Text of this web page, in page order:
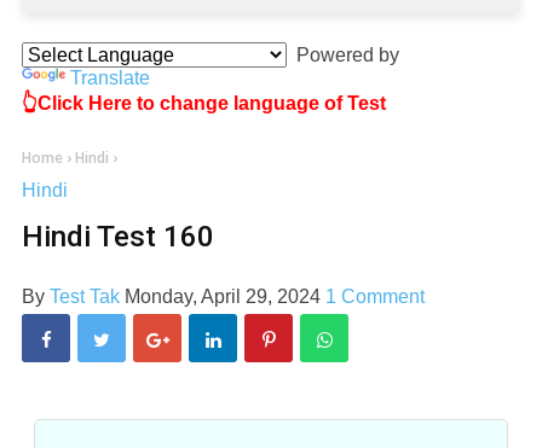
Powered by
Translate
👆Click Here to change language of Test
Home › Hindi ›
Hindi
Hindi Test 160
By Test Tak Monday, April 29, 2024 1 Comment